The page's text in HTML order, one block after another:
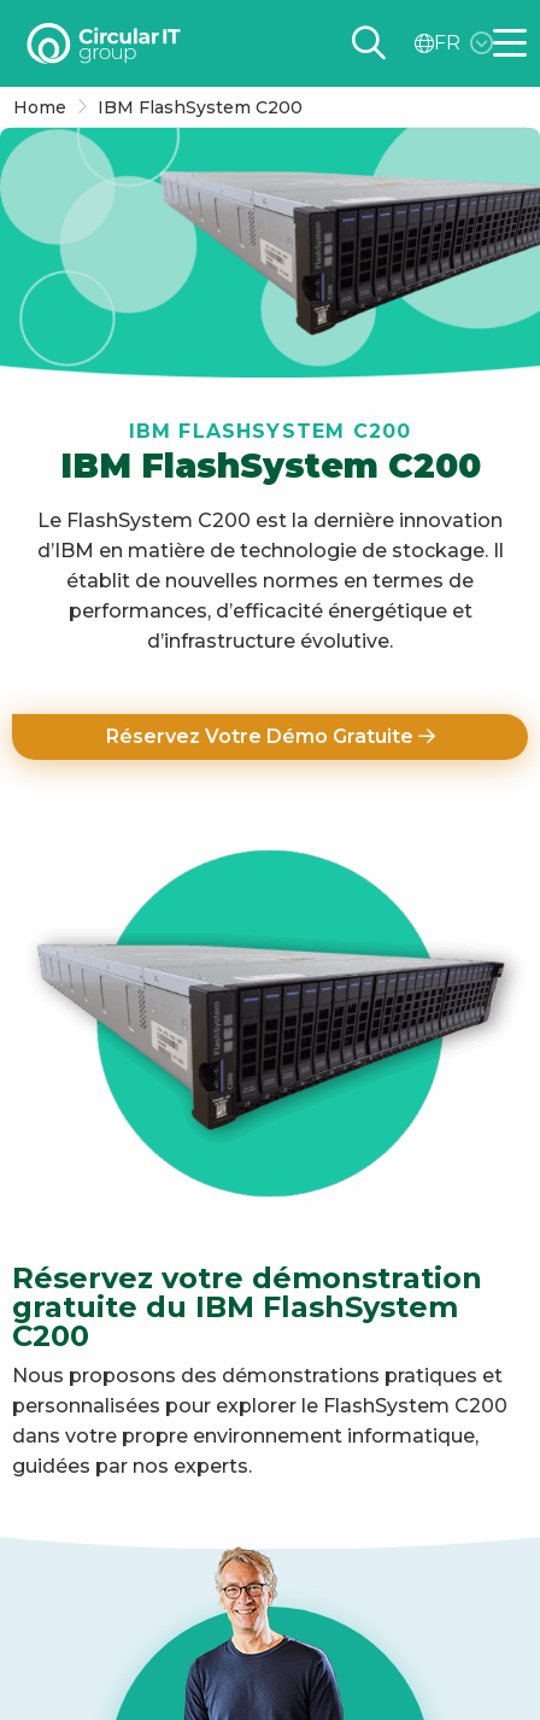
Circular
group
–
FR
FR
Home IBM FlashSystem C200
IBM FLASHSYSTEM C200
IBM FlashSystem C200
Le FlashSystem C200 est la dernière innovation
d’IBM en matière de technologie de stockage. Il
établit de nouvelles normes en termes de
performances, d’efficacité énergétique et
d’infrastructure évolutive.
Réservez Votre Démo Gratuite
Réservez votre démonstration
gratuite du IBM FlashSystem
C200
Nous proposons des démonstrations pratiques et
personnalisées pour explorer le FlashSystem C200
dans votre propre environnement informatique,
guidées par nos experts.